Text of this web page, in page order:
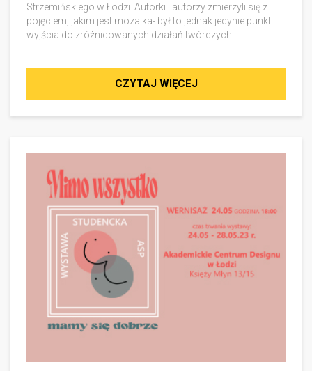
Strzemińskiego w Łodzi. Autorki i autorzy zmierzyli się z
pojęciem, jakim jest mozaika- był to jednak jedynie punkt
wyjścia do zróżnicowanych działań twórczych.
CZYTAJ WIĘCEJ